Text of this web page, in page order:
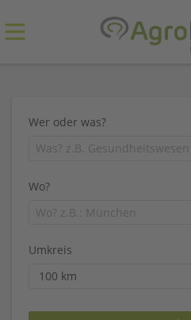
Wer oder was?
Wo?
Umkreis